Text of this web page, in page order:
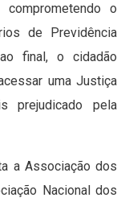
o
de Previdência
final, o cidadão
uma Justiça
prejudicado pela
a Associação dos
Nacional dos